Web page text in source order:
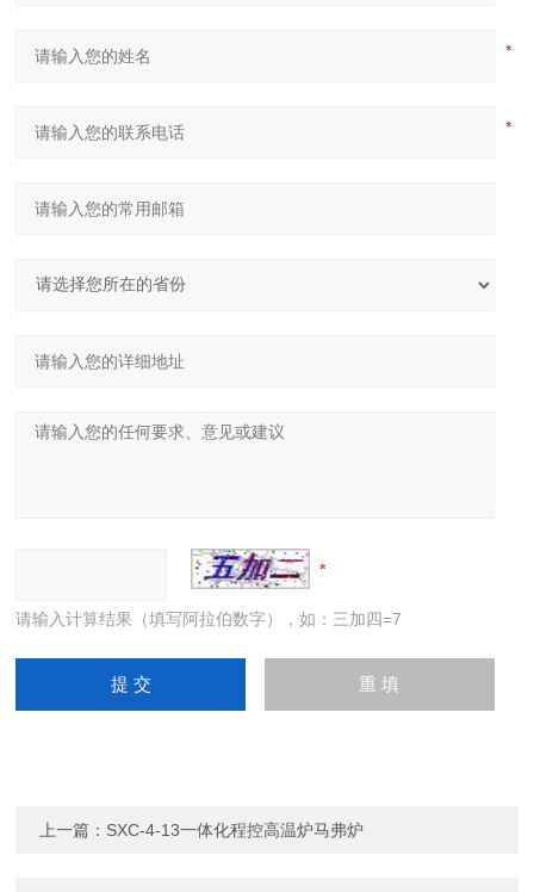
请输入计算结果（填写阿拉伯数字），如：三加四=7
上一篇： SXC-4-13一体化程控高温炉马弗炉